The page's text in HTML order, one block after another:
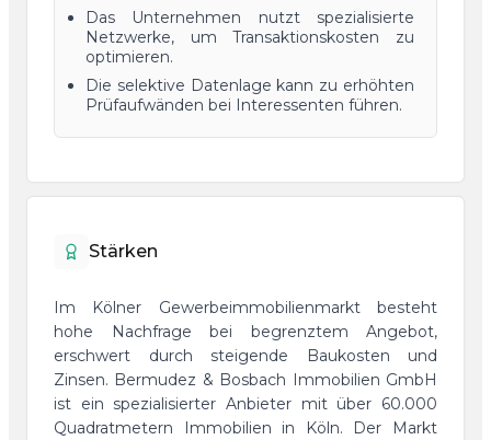
Das Unternehmen nutzt spezialisierte
Netzwerke, um Transaktionskosten zu
optimieren.
Die selektive Datenlage kann zu erhöhten
Prüfaufwänden bei Interessenten führen.
Stärken
Im Kölner Gewerbeimmobilienmarkt besteht
hohe Nachfrage bei begrenztem Angebot,
erschwert durch steigende Baukosten und
Zinsen. Bermudez & Bosbach Immobilien GmbH
ist ein spezialisierter Anbieter mit über 60.000
Quadratmetern Immobilien in Köln. Der Markt